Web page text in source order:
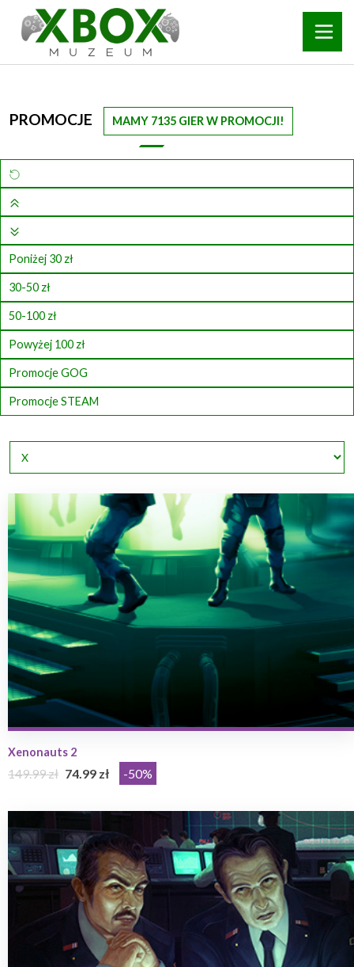
PROMOCJE MAMY 7135 GIER W PROMOCJI!
Poniżej 30 zł
30-50 zł
50-100 zł
Powyżej 100 zł
Promocje GOG
Promocje STEAM
Xenonauts 2
149.99 zł 74.99 zł -50%